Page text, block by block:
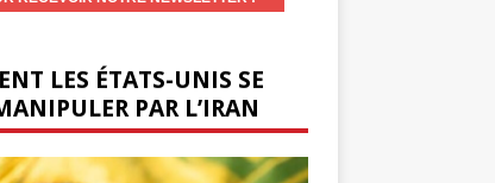
LES ÉTATS-UNIS SE
PAR L’IRAN